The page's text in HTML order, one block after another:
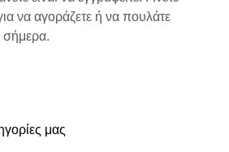
να αγοράζετε ή να πουλάτε
σήμερα.
μας